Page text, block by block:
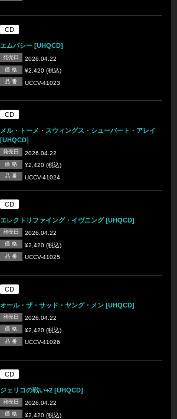
CD
エムパシー [UHQCD]
発売日 2026.04.22
価 格 ¥2,420 (税込)
品 番 UCCV-41023
CD
メル・トーメ・スウィングス・シューバート・アレイ
[UHQCD]
発売日 2026.04.22
価 格 ¥2,420 (税込)
品 番 UCCV-41024
CD
エレクトリファイング・イヴニング [UHQCD]
発売日 2026.04.22
価 格 ¥2,420 (税込)
品 番 UCCV-41025
CD
オール・ザ・サッド・ヤング・メン [UHQCD]
発売日 2026.04.22
価 格 ¥2,420 (税込)
品 番 UCCV-41026
CD
ジェリコの戦い+2 [UHQCD]
発売日 2026.04.22
価 格 ¥2,420 (税込)